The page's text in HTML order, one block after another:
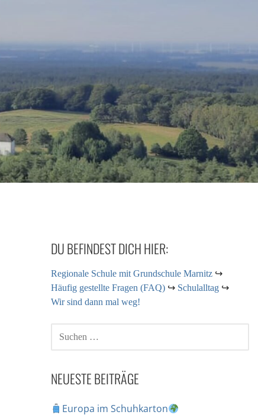
DU BEFINDEST DICH HIER:
Regionale Schule mit Grundschule Marnitz ↪
Häufig gestellte Fragen (FAQ) ↪ Schulalltag ↪
Wir sind dann mal weg!
NEUESTE BEITRÄGE
Europa im Schuhkarton